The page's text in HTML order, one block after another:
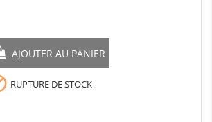
AJOUTER AU PANIER
RUPTURE DE STOCK